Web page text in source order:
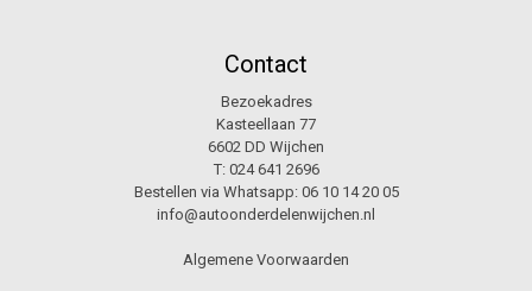
Contact
Bezoekadres
Kasteellaan 77
6602 DD Wijchen
T: 024 641 2696
Bestellen via Whatsapp: 06 10 14 20 05
info@autoonderdelenwijchen.nl
Algemene Voorwaarden